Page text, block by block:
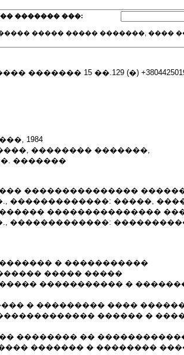
������� ���:
����� ����� �������, ����
15 ��.129 (�)
1984
�������� �������,
�������
���������������
�������������: �����,
���������������
�������������:
� �����������
����� �����
����������� �
� ��������� ���� �������
������������� ������ �
�������� ��
������� � ��������